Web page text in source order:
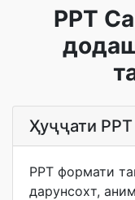
PPT
Ҳуҷҷати
PPT формати
дарунсохт,